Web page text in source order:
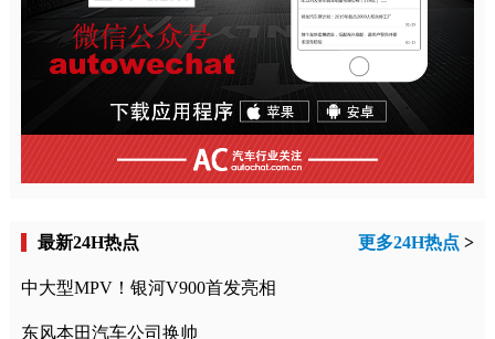
最新24H热点 更多24H热点 >
中大型MPV！银河V900首发亮相
东风本田汽车公司换帅